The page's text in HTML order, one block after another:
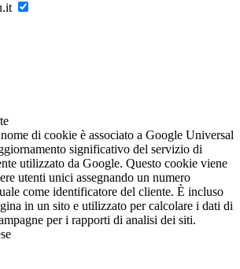
di cookie è associato a Google Universal
significativo del servizio di
utilizzato da Google. Questo cookie viene
utenti unici assegnando un numero
come identificatore del cliente. È incluso
in un sito e utilizzato per calcolare i dati di
per i rapporti di analisi dei siti.